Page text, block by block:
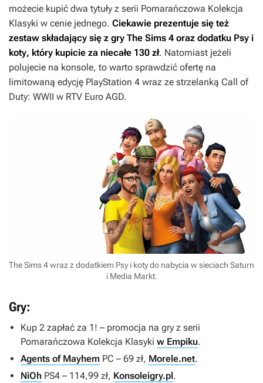
możecie kupić dwa tytuły z serii Pomarańczowa Kolekcja
Klasyki w cenie jednego. Ciekawie prezentuje się też
zestaw składający się z gry The Sims 4 oraz dodatku Psy i
koty, który kupicie za niecałe 130 zł. Natomiast jeżeli
polujecie na konsole, to warto sprawdzić ofertę na
limitowaną edycję PlayStation 4 wraz ze strzelanką Call of
Duty: WWII w RTV Euro AGD.
The Sims 4 wraz z dodatkiem Psy i koty do nabycia w sieciach Saturn
i Media Markt.
Gry:
Kup 2 zapłać za 1! – promocja na gry z serii
Pomarańczowa Kolekcja Klasyki w Empiku.
Agents of Mayhem PC – 69 zł, Morele.net.
NiOh PS4 – 114,99 zł, Konsoleigry.pl.